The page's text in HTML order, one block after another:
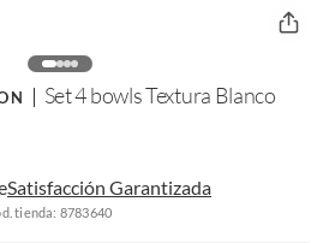
Set 4 bowls Textura Blanco
Satisfacción Garantizada
tienda: 8783640